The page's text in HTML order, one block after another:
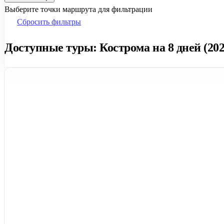
Выберите точки маршрута для фильтрации
Сбросить фильтры
Доступные туры: Кострома на 8 дней